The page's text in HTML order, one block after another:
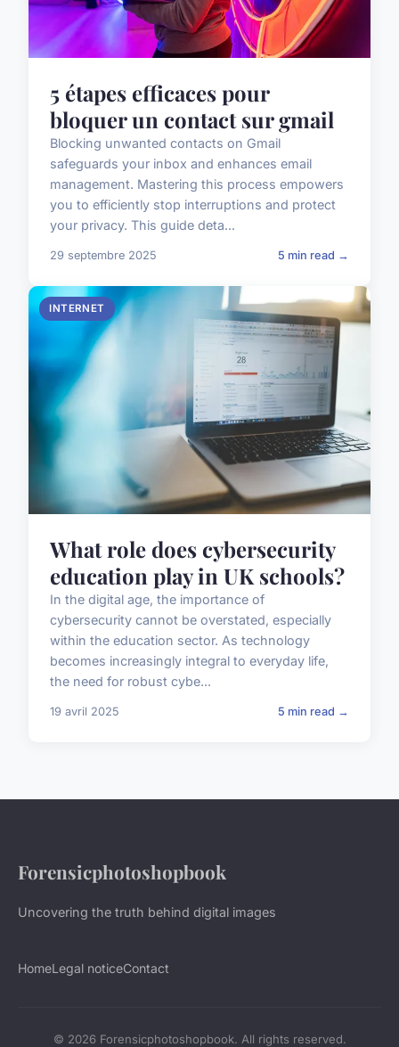
5 étapes efficaces pour
bloquer un contact sur gmail
Blocking unwanted contacts on Gmail
safeguards your inbox and enhances email
management. Mastering this process empowers
you to efficiently stop interruptions and protect
your privacy. This guide deta...
29 septembre 2025 5 min read →
INTERNET
What role does cybersecurity
education play in UK schools?
In the digital age, the importance of
cybersecurity cannot be overstated, especially
within the education sector. As technology
becomes increasingly integral to everyday life,
the need for robust cybe...
19 avril 2025 5 min read →
Forensicphotoshopbook
Uncovering the truth behind digital images
HomeLegal noticeContact
© 2026 Forensicphotoshopbook. All rights reserved.